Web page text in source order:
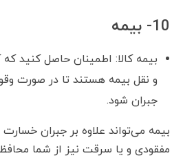
10- بیمه
بیمه کالا: اطمینان حاصل کنید
و نقل بیمه هستند تا در صورت
جبران شود.
بیمه می‌تواند علاوه بر جبران
مفقودی و یا سرقت نیز از شما